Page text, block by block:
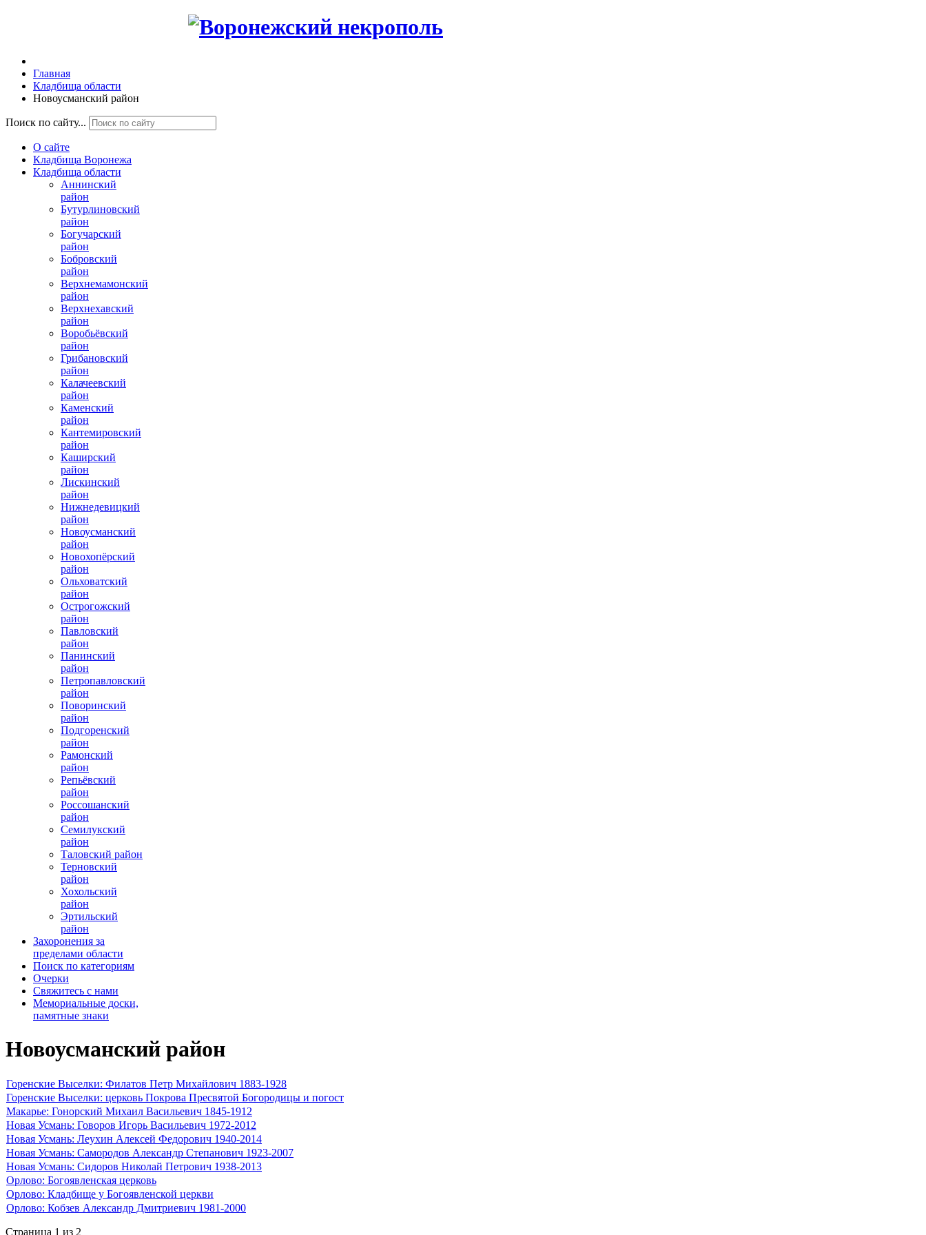
Главная
Кладбища области
Новоусманский район
Поиск по сайту...
О сайте
Кладбища Воронежа
Кладбища области
Аннинский
район
Бутурлиновский
район
Богучарский
район
Бобровский
район
Верхнемамонский
район
Верхнехавский
район
Воробьёвский
район
Грибановский
район
Калачеевский
район
Каменский
район
Кантемировский
район
Каширский
район
Лискинский
район
Нижнедевицкий
район
Новоусманский
район
Новохопёрский
район
Ольховатский
район
Острогожский
район
Павловский
район
Панинский
район
Петропавловский
район
Поворинский
район
Подгоренский
район
Рамонский
район
Репьёвский
район
Россошанский
район
Семилукский
район
Таловский район
Терновский
район
Хохольский
район
Эртильский
район
Захоронения за
пределами области
Поиск по категориям
Очерки
­Свяжитесь с нами
Мемориальные доски,
памятные знаки
Новоусманский район
Горенские Выселки: Филатов Петр Михайлович 1883-1928
Горенские Выселки: церковь Покрова Пресвятой Богородицы и погост
Макарье: Гонорский Михаил Васильевич 1845-1912
Новая Усмань: Говоров Игорь Васильевич 1972-2012
Новая Усмань: Леухин Алексей Федорович 1940-2014
Новая Усмань: Самородов Александр Степанович 1923-2007
Новая Усмань: Сидоров Николай Петрович 1938-2013
Орлово: Богоявленская церковь
Орлово: Кладбище у Богоявленской церкви
Орлово: Кобзев Александр Дмитриевич 1981-2000
Страница 1 из 2